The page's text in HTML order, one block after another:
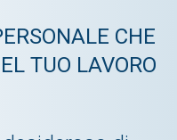
CHE
TUO LAVORO